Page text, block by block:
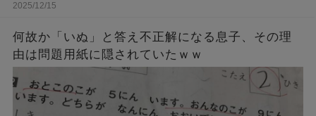
2025/12/15
何故か「いぬ」と答え不正解になる息子、その理
由は問題用紙に隠されていたｗｗ